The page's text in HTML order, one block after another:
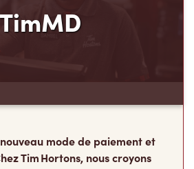
TimMD
mode de paiement et
Tim Hortons, nous croyons